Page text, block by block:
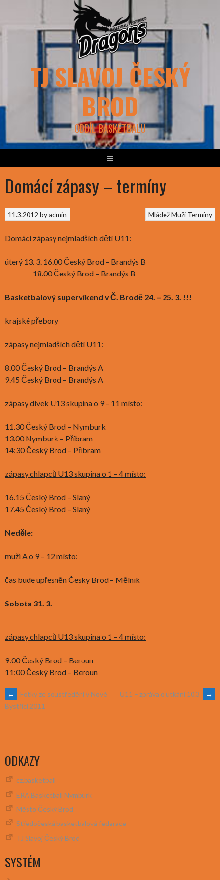
TJ SLAVOJ ČESKÝ
BROD
ODDÍL BASKETBALU
Domácí zápasy – termíny
MládežMuži Termíny
11.3.2012 byadmin
Domácí zápasy nejmladších dětí U11:
úterý 13. 3. 16.00 Český Brod – Brandýs B
18.00 Český Brod – Brandýs B
Basketbalový supervíkend v Č. Brodě 24. – 25. 3. !!!
krajské přebory
zápasy nejmladších dětí U11:
8.00 Český Brod – Brandýs A
9.45 Český Brod – Brandýs A
zápasy dívek U13 skupina o 9 – 11 místo:
11.30 Český Brod – Nymburk
13.00 Nymburk – Příbram
14:30 Český Brod – Příbram
zápasy chlapců U13 skupina o 1 – 4 místo:
16.15 Český Brod – Slaný
17.45 Český Brod – Slaný
Neděle:
muži A o 9 – 12 místo:
čas bude upřesněn Český Brod – Mělník
Sobota 31. 3.
zápasy chlapců U13 skupina o 1 – 4 místo:
9:00 Český Brod – Beroun
11:00 Český Brod – Beroun
POST
←
Fotky ze soustředění v Nové
Bystřici 2011
U11 – zpráva o utkání 10.3 →
ODKAZY
cz.basketball
ERA Basketball Nymburk
Město Český Brod
Středočeská basketbalová federace
TJ Slavoj Český Brod
SYSTÉM